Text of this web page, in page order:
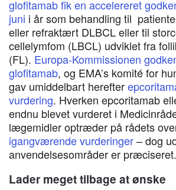
glofitamab fik en accelereret
juni i år som behandling til
eller refraktært DLBCL eller til
cellelymfom (LBCL) udviklet fra
(FL). Europa-Kommissionen
glofitamab, og EMA’s komité for
gav umiddelbart herefter
vurdering. Hverken epcoritamab
endnu blevet vurderet i
lægemidler optræder på rådets
igangværende vurderinger– dog
anvendelsesområder er præciseret.
Lader meget tilbage at ønske